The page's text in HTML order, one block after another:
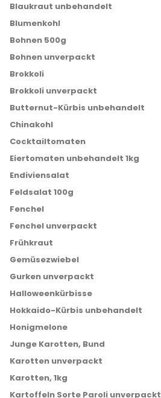
Blaukraut unbehandelt
Blumenkohl
Bohnen 500g
Bohnen unverpackt
Brokkoli
Brokkoli unverpackt
Butternut-Kürbis unbehandelt
Chinakohl
Cocktailtomaten
Eiertomaten unbehandelt 1kg
Endiviensalat
Feldsalat 100g
Fenchel
Fenchel unverpackt
Frühkraut
Gemüsezwiebel
Gurken unverpackt
Halloweenkürbisse
Hokkaido-Kürbis unbehandelt
Honigmelone
Junge Karotten, Bund
Karotten unverpackt
Karotten, 1kg
Kartoffeln Sorte Paroli unverpackt